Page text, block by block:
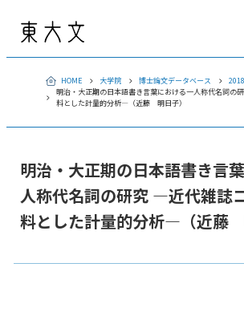
HOME 大学院 博士論文データベース
明治・大正期の日本語書き言葉における一人称代名詞の
料とした計量的分析—（近藤 明日子）
明治・大正期の日本語書き言
人称代名詞の研究 —近代雑誌
料とした計量的分析—（近藤